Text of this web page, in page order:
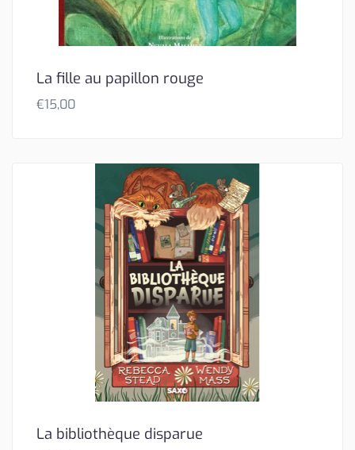
La fille au papillon rouge
€15,00
La bibliothèque disparue